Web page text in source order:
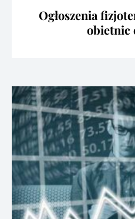
Ogłoszenia
obietnic